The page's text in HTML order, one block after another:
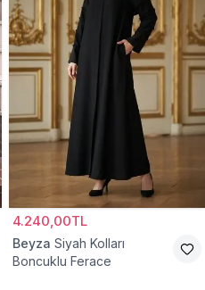
4.240,00TL
Beyza Siyah Kolları
Boncuklu Ferace